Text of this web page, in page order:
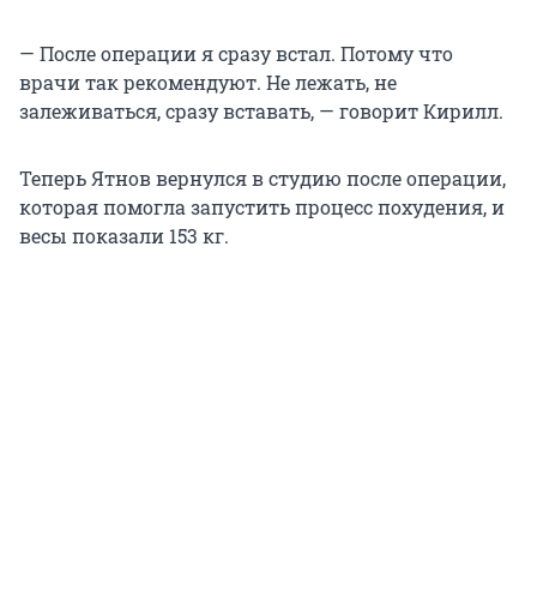
— После операции я сразу встал. Потому что
врачи так рекомендуют. Не лежать, не
залеживаться, сразу вставать, — говорит Кирилл.
Теперь Ятнов вернулся в студию после операции,
которая помогла запустить процесс похудения, и
весы показали 153 кг.